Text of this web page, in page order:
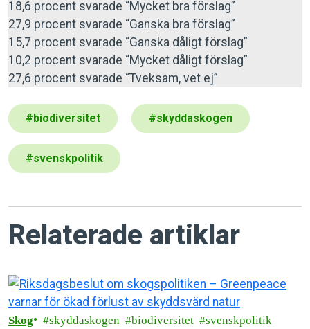
18,6 procent svarade “Mycket bra förslag”
27,9 procent svarade “Ganska bra förslag”
15,7 procent svarade “Ganska dåligt förslag”
10,2 procent svarade “Mycket dåligt förslag”
27,6 procent svarade “Tveksam, vet ej”
#biodiversitet #skyddaskogen
#svenskpolitik
Relaterade artiklar
Skog skyddaskogen biodiversitet
svenskpolitik